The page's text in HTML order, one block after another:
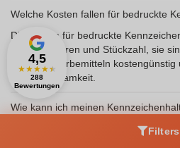
Welche Kosten fallen für bedruckte
Die Kosten für bedruckte
Druckverfahren und Stückzahl, sie
anderen Werbemitteln
Werbewirksamkeit.
Wie kann ich meinen
Sie können Ihren
Filters
4,5
★★★★★
288
Bewertungen